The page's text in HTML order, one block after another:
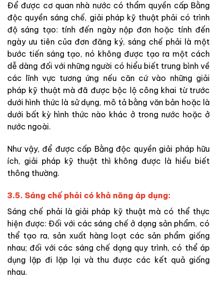
Để được cơ quan nhà nước có thẩm quyền cấp Bằng
độc quyền sáng chế, giải pháp kỹ thuật phải có trình
độ sáng tạo: tính đến ngày nộp đơn hoặc tính đến
ngày ưu tiên của đơn đăng ký, sáng chế phải là một
bước tiến sáng tạo, nó không được tạo ra một cách
dễ dàng đối với những người có hiểu biết trung bình về
các lĩnh vực tương ứng nếu căn cứ vào những giải
pháp kỹ thuật mà đã được bộc lộ công khai từ trước
dưới hình thức là sử dụng, mô tả bằng văn bản hoặc là
dưới bất kỳ hình thức nào khác ở trong nước hoặc ở
nước ngoài.
Như vậy, để được cấp Bằng độc quyền giải pháp hữu
ích, giải pháp kỹ thuật thì không được là hiểu biết
thông thường.
3.5. Sáng chế phải có khả năng áp dụng:
Sáng chế phải là giải pháp kỹ thuật mà có thể thực
hiện được: Đối với các sáng chế ở dạng sản phẩm, có
thể tạo ra, sản xuất hàng loạt các sản phẩm giống
nhau; đối với các sáng chế dạng quy trình, có thể áp
dụng lặp đi lặp lại và thu được các kết quả giống
nhau.